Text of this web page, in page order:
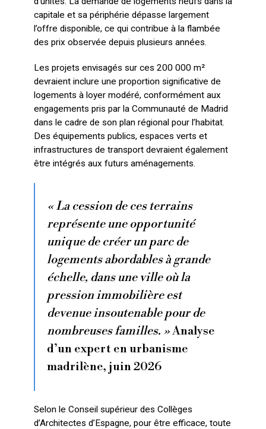
capitale et sa périphérie dépasse largement
l’offre disponible, ce qui contribue à la flambée
des prix observée depuis plusieurs années.
Les projets envisagés sur ces 200 000 m²
devraient inclure une proportion significative de
logements à loyer modéré, conformément aux
engagements pris par la Communauté de Madrid
dans le cadre de son plan régional pour l’habitat.
Des équipements publics, espaces verts et
infrastructures de transport devraient également
être intégrés aux futurs aménagements.
« La cession de ces terrains
représente une opportunité
unique de créer un parc de
logements abordables à grande
échelle, dans une ville où la
pression immobilière est
devenue insoutenable pour de
nombreuses familles. »Analyse
d’un expert en urbanisme
madrilène, juin 2026
Selon le Conseil supérieur des Collèges
d’Architectes d’Espagne, pour être efficace, toute